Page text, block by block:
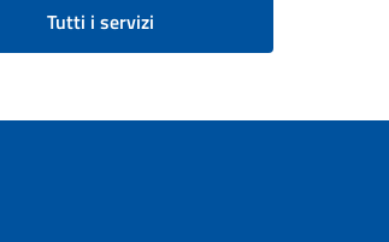
Tutti i servizi